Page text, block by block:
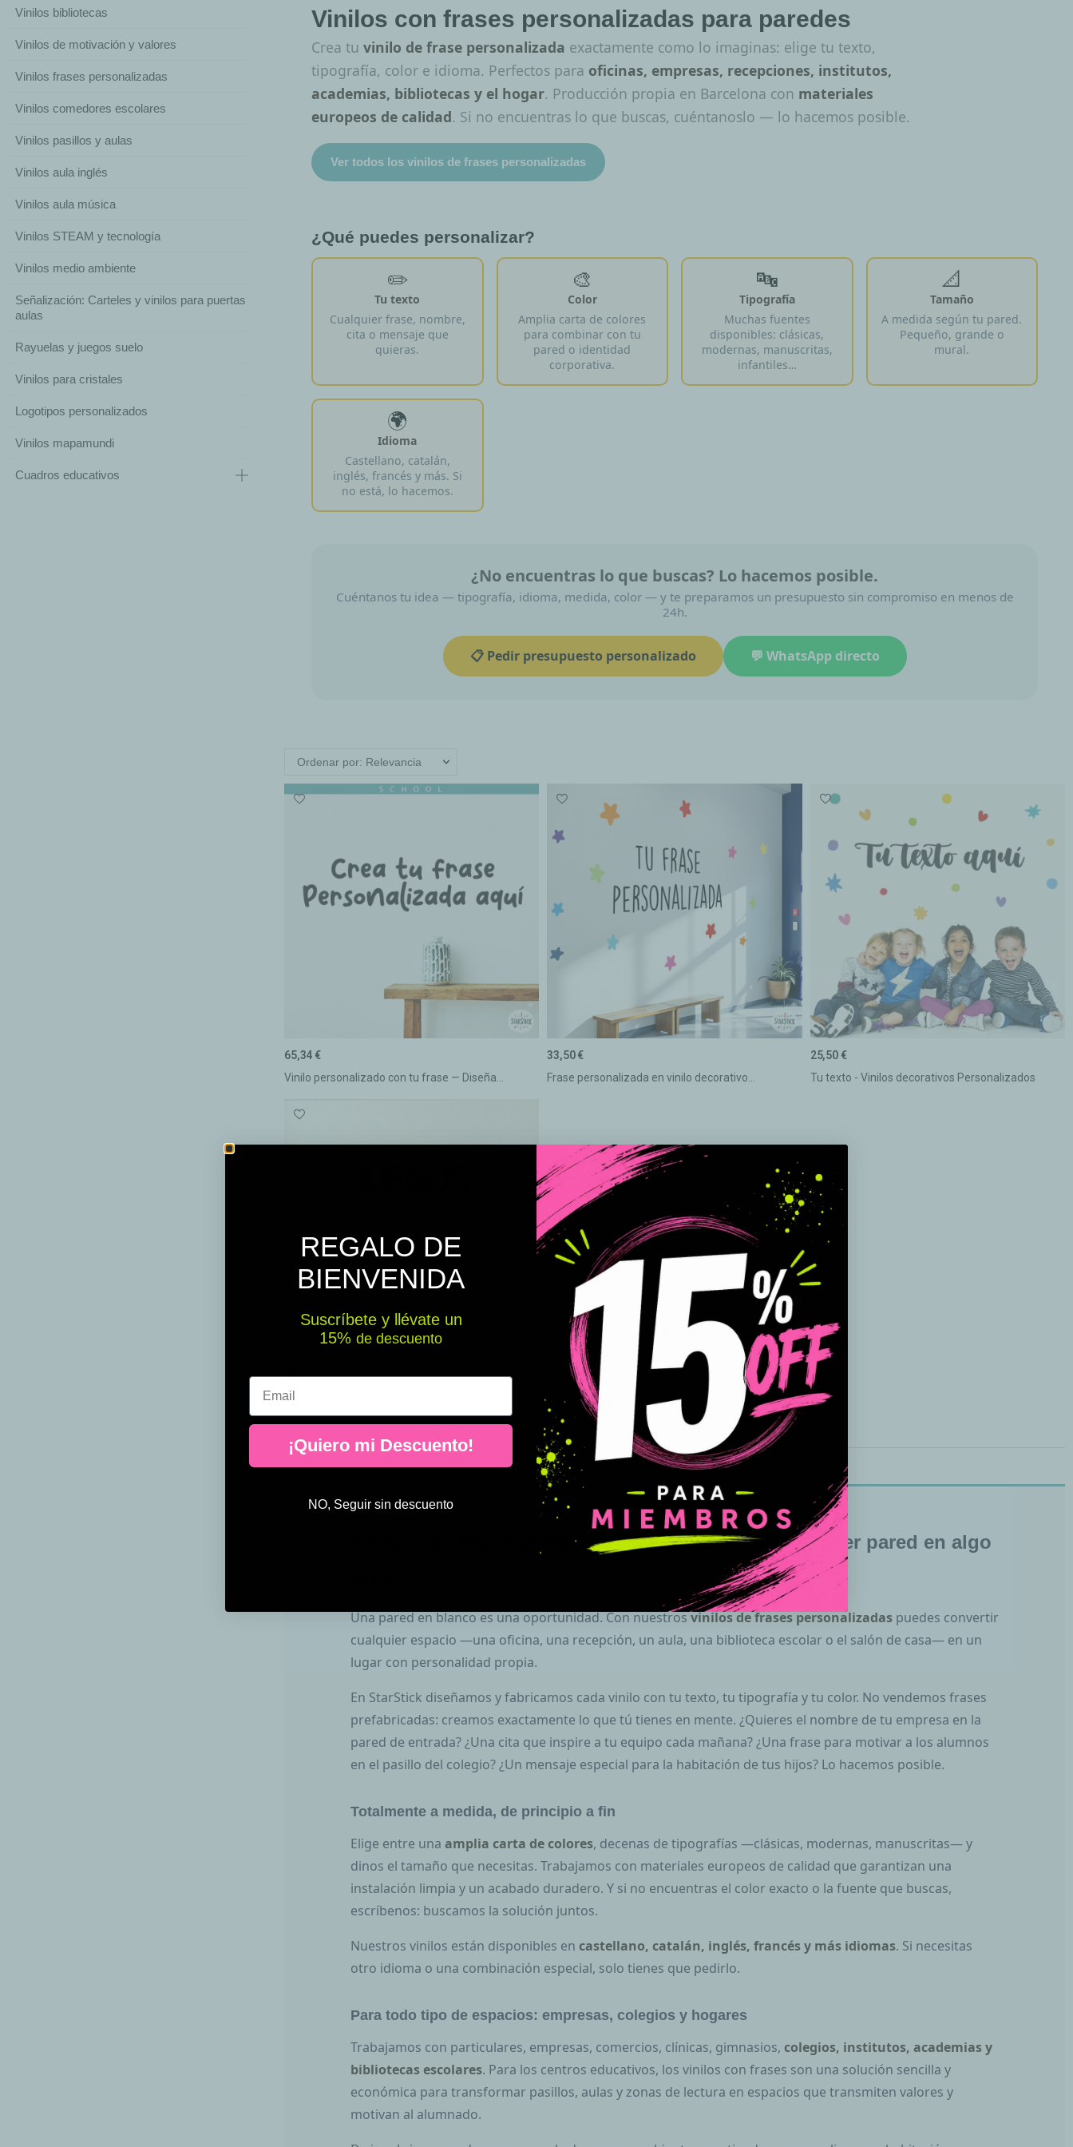
Vinilos bibliotecas
Vinilos de motivación y valores
Vinilos frases personalizadas
Vinilos comedores escolares
Vinilos pasillos y aulas
Vinilos aula inglés
Vinilos aula música
Vinilos STEAM y tecnología
Vinilos medio ambiente
Señalización: Carteles y vinilos para puertas
aulas
Rayuelas y juegos suelo
Vinilos para cristales
Logotipos personalizados
Vinilos mapamundi
Cuadros educativos
Vinilos con frases personalizadas para paredes
Crea tu vinilo de frase personalizada exactamente como lo imaginas: elige tu texto,
tipografía, color e idioma. Perfectos para oficinas, empresas, recepciones, institutos,
academias, bibliotecas y el hogar. Producción propia en Barcelona con materiales
europeos de calidad. Si no encuentras lo que buscas, cuéntanoslo — lo hacemos posible.
Ver todos los vinilos de frases personalizadas
¿Qué puedes personalizar?
✏️
Tu texto
Cualquier frase, nombre,
cita o mensaje que
quieras.
🎨
Color
Amplia carta de colores
para combinar con tu
pared o identidad
corporativa.
🔤
Tipografía
Muchas fuentes
disponibles: clásicas,
modernas, manuscritas,
infantiles…
📐
Tamaño
A medida según tu pared.
Pequeño, grande o
mural.
🌍
Idioma
Castellano, catalán,
inglés, francés y más. Si
no está, lo hacemos.
¿No encuentras lo que buscas? Lo hacemos posible.
Cuéntanos tu idea — tipografía, idioma, medida, color — y te preparamos un presupuesto sin compromiso en menos de
24h.
📋 Pedir presupuesto personalizado 💬 WhatsApp directo
Ordenar por: Relevancia
Vinilo personalizado con tu frase — Diseña...
65,34 €
Frase personalizada en vinilo decorativo...
33,50 €
Tu texto - Vinilos decorativos Personalizados
25,50 €
Palabra personalizada - Vinilos educativos...
Vinilos con frases personalizadas: transforma cualquier pared en algo
Una pared en blanco es una oportunidad. Con nuestrosvinilos de frases personalizadas puedes convertir
cualquier espacio —una oficina, una recepción, un aula, una biblioteca escolar o el salón de casa— en un
lugar con personalidad propia.
En StarStick diseñamos y fabricamos cada vinilo con tu texto, tu tipografía y tu color. No vendemos frases
prefabricadas: creamos exactamente lo que tú tienes en mente. ¿Quieres el nombre de tu empresa en la
pared de entrada? ¿Una cita que inspire a tu equipo cada mañana? ¿Una frase para motivar a los alumnos
en el pasillo del colegio? ¿Un mensaje especial para la habitación de tus hijos? Lo hacemos posible.
Totalmente a medida, de principio a fin
Elige entre una amplia carta de colores, decenas de tipografías —clásicas, modernas, manuscritas— y
dinos el tamaño que necesitas. Trabajamos con materiales europeos de calidad que garantizan una
instalación limpia y un acabado duradero. Y si no encuentras el color exacto o la fuente que buscas,
escríbenos: buscamos la solución juntos.
Nuestros vinilos están disponibles en castellano, catalán, inglés, francés y más idiomas. Si necesitas
otro idioma o una combinación especial, solo tienes que pedirlo.
Para todo tipo de espacios: empresas, colegios y hogares
Trabajamos con particulares, empresas, comercios, clínicas, gimnasios, colegios, institutos, academias y
bibliotecas escolares. Para los centros educativos, los vinilos con frases son una solución sencilla y
económica para transformar pasillos, aulas y zonas de lectura en espacios que transmiten valores y
motivan al alumnado.
REGALO DE
BIENVENIDA
Suscríbete y llévate un
15% ​​ de descuento
Email
¡Quiero mi Descuento!
NO, Seguir sin descuento